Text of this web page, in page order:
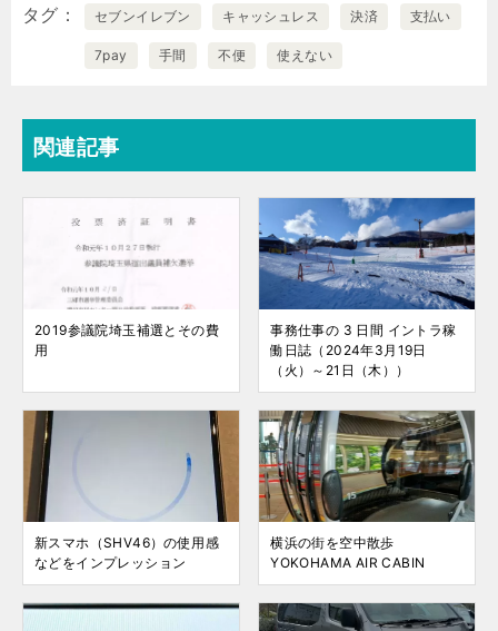
タグ セブンイレブン キャッシュレス 決済 支払い
7pay 手間 不便 使えない
関連記事
2019参議院埼玉補選とその費
用
事務仕事の 3 日間 イントラ稼
働日誌（2024年3月19日
（火）～21日（木））
新スマホ（SHV46）の使用感
などをインプレッション
横浜の街を空中散歩
YOKOHAMA AIR CABIN